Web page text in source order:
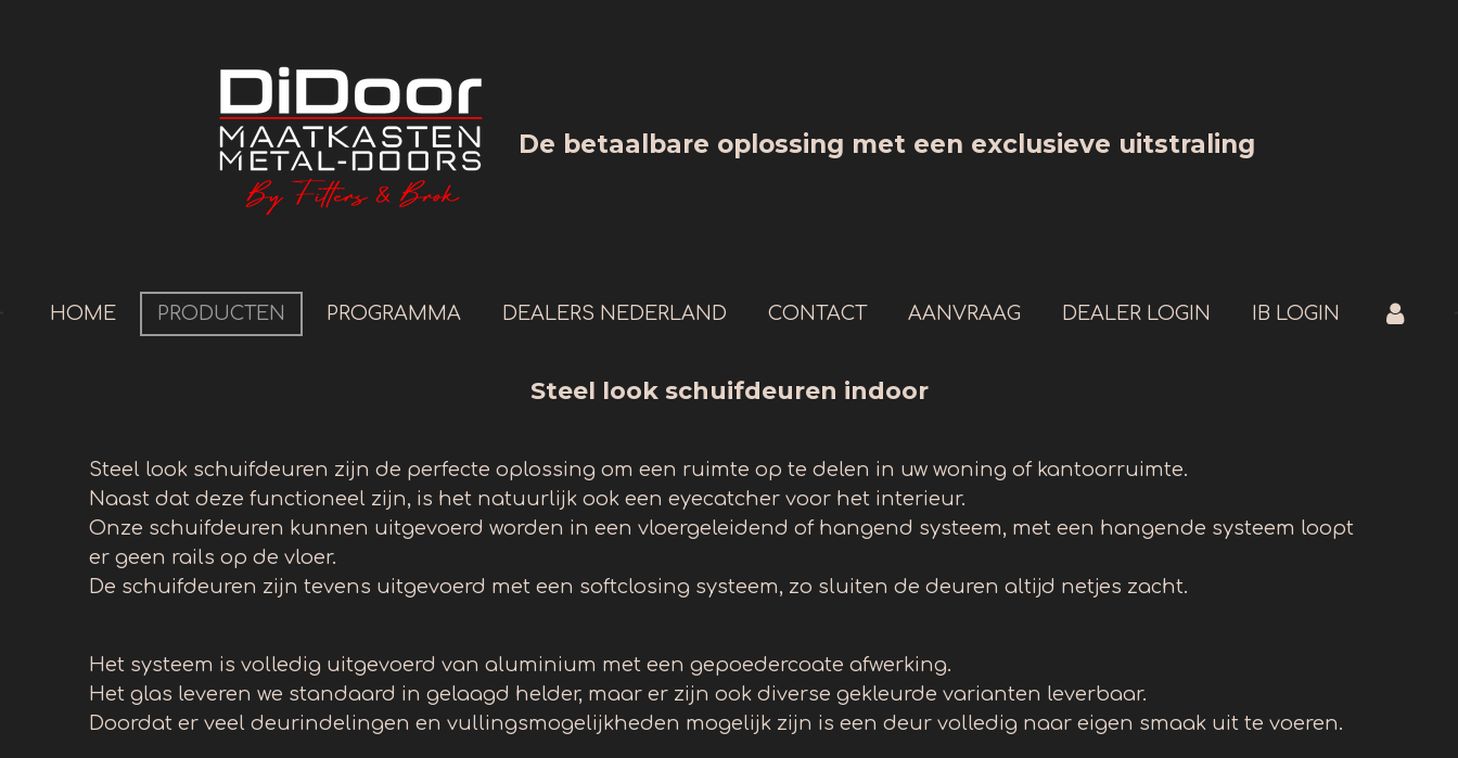
De betaalbare oplossing met een exclusieve uitstraling
HOME PRODUCTEN PROGRAMMA DEALERS NEDERLAND CONTACT AANVRAAG DEALER LOGIN IB LOGIN
Steel look schuifdeuren indoor
Steel look schuifdeuren zijn de perfecte oplossing om een ruimte op te delen in uw woning of kantoorruimte.
Naast dat deze functioneel zijn, is het natuurlijk ook een eyecatcher voor het interieur.
Onze schuifdeuren kunnen uitgevoerd worden in een vloergeleidend of hangend systeem, met een hangende systeem loopt
er geen rails op de vloer.
De schuifdeuren zijn tevens uitgevoerd met een softclosing systeem, zo sluiten de deuren altijd netjes zacht.
Het systeem is volledig uitgevoerd van aluminium met een gepoedercoate afwerking.
Het glas leveren we standaard in gelaagd helder, maar er zijn ook diverse gekleurde varianten leverbaar.
Doordat er veel deurindelingen en vullingsmogelijkheden mogelijk zijn is een deur volledig naar eigen smaak uit te voeren.